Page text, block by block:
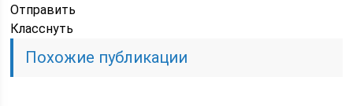
Отправить
Класснуть
Похожие публикации